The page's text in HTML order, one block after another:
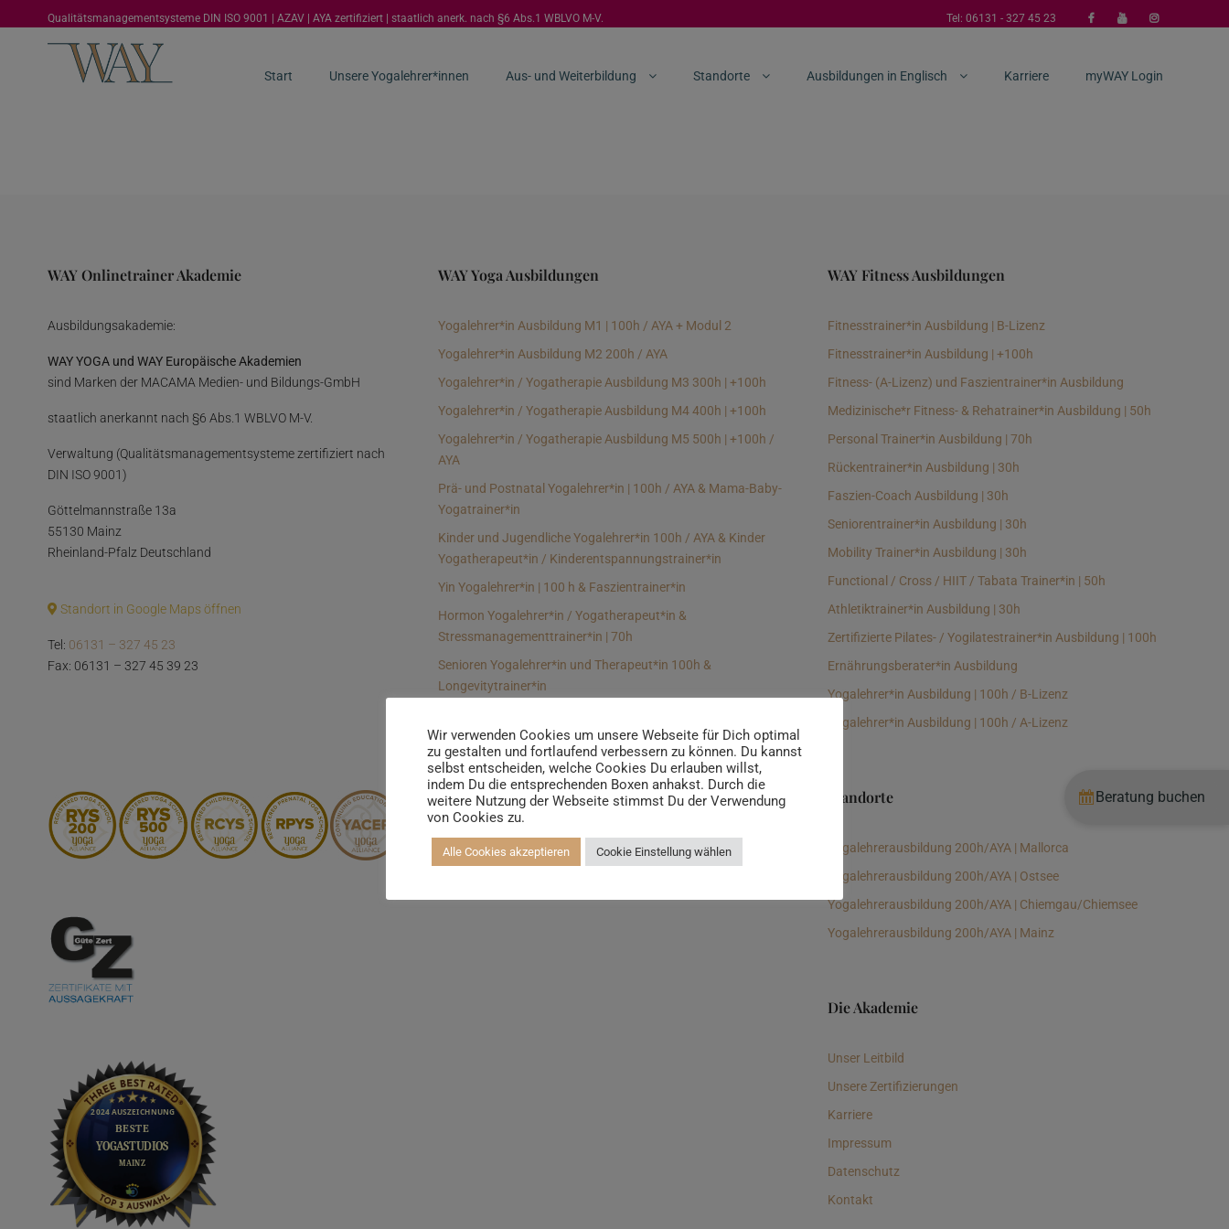
Qualitätsmanagementsysteme DIN ISO 9001 | AZAV | AYA zertifiziert | staatlich anerk. nach §6 Abs.1 WBLVO M-V. Tel: 06131 - 327 45 23
Start Unsere Yogalehrer*innen Aus- und Weiterbildung Standorte Ausbildungen in Englisch Karriere myWAY Login
WAY Onlinetrainer Akademie
Ausbildungsakademie:
WAY YOGA und WAY Europäische Akademien
sind Marken der MACAMA Medien- und Bildungs-GmbH
staatlich anerkannt nach §6 Abs.1 WBLVO M-V.
Verwaltung (Qualitätsmanagementsysteme zertifiziert nach
DIN ISO 9001)
Göttelmannstraße 13a
55130 Mainz
Rheinland-Pfalz Deutschland
Standort in Google Maps öffnen
Tel: 06131 – 327 45 23
Fax: 06131 – 327 45 39 23
WAY Yoga Ausbildungen
Yogalehrer*in Ausbildung M1 | 100h / AYA + Modul 2
Yogalehrer*in Ausbildung M2 200h / AYA
Yogalehrer*in / Yogatherapie Ausbildung M3 300h | +100h
Yogalehrer*in / Yogatherapie Ausbildung M4 400h | +100h
Yogalehrer*in / Yogatherapie Ausbildung M5 500h | +100h /
AYA
Prä- und Postnatal Yogalehrer*in | 100h / AYA & Mama-Baby-
Yogatrainer*in
Kinder und Jugendliche Yogalehrer*in 100h / AYA & Kinder
Yogatherapeut*in / Kinderentspannungstrainer*in
Yin Yogalehrer*in | 100 h & Faszientrainer*in
Hormon Yogalehrer*in / Yogatherapeut*in &
Stressmanagementtrainer*in | 70h
Senioren Yogalehrer*in und Therapeut*in 100h &
Longevitytrainer*in
Meditationsleiter*in | 50h & Achtsamkeitstrainer*in
Yoga Alignmenttrainer*in | 40h
Yoga Hilfsmitteltrainer*in Ausbildung | 10 h
WAY Fitness Ausbildungen
Fitnesstrainer*in Ausbildung | B-Lizenz
Fitnesstrainer*in Ausbildung | +100h
Fitness- (A-Lizenz) und Faszientrainer*in Ausbildung
Medizinische*r Fitness- & Rehatrainer*in Ausbildung | 50h
Personal Trainer*in Ausbildung | 70h
Rückentrainer*in Ausbildung | 30h
Faszien-Coach Ausbildung | 30h
Seniorentrainer*in Ausbildung | 30h
Mobility Trainer*in Ausbildung | 30h
Functional / Cross / HIIT / Tabata Trainer*in | 50h
Athletiktrainer*in Ausbildung | 30h
Zertifizierte Pilates- / Yogilatestrainer*in Ausbildung | 100h
Ernährungsberater*in Ausbildung
Yogalehrer*in Ausbildung | 100h / B-Lizenz
Yogalehrer*in Ausbildung | 100h / A-Lizenz
Standorte
Yogalehrerausbildung 200h/AYA | Mallorca
Yogalehrerausbildung 200h/AYA | Ostsee
Yogalehrerausbildung 200h/AYA | Chiemgau/Chiemsee
Yogalehrerausbildung 200h/AYA | Mainz
Die Akademie
Unser Leitbild
Unsere Zertifizierungen
Karriere
Impressum
Datenschutz
Kontakt
Wir verwenden Cookies um unsere Webseite für Dich optimal
zu gestalten und fortlaufend verbessern zu können. Du kannst
selbst entscheiden, welche Cookies Du erlauben willst,
indem Du die entsprechenden Boxen anhakst. Durch die
weitere Nutzung der Webseite stimmst Du der Verwendung
von Cookies zu.
Alle Cookies akzeptieren Cookie Einstellung wählen
Beratung buchen